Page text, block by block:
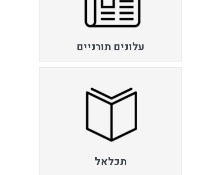
עלונים תורניים
תכלאל